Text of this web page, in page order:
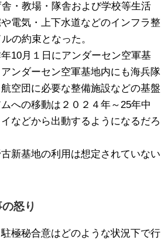
・教場・隊舎および学校等生活
電気・上下水道などのインフラ整
の約束となった。
10月１日にアンダーセン空軍基
ンダーセン空軍基地内にも海兵隊
空団に必要な整備施設などの基盤
への移動は２０２４年～25年中
などから出動するようになるだろ
新基地の利用は想定されていない
怒り
極秘合意はどのような状況下で行